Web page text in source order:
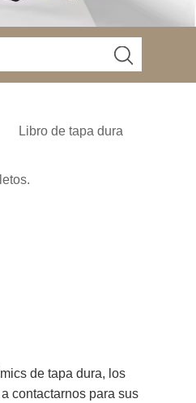
Libro de tapa dura
de tapa dura, los
contactarnos para sus